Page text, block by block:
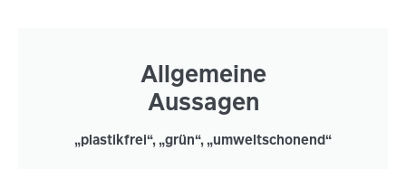
Allgemeine
Aussagen
„plastikfrei“, „grün“, „umweltschonend“